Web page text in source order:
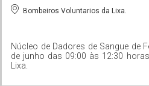
Bombeiros Voluntarios da Lixa.
Núcleo de Dadores de Sangue de
de junho das 09:00 às 12:30
Lixa.